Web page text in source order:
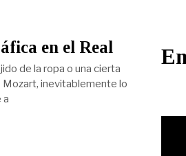
en el Real
de la ropa o una cierta
Mozart, inevitablemente lo
a